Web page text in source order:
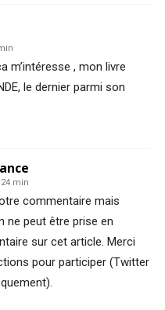
m’intéresse , mon livre
le dernier parmi son
min
commentaire mais
ne peut être prise en
sur cet article. Merci
pour participer (Twitter